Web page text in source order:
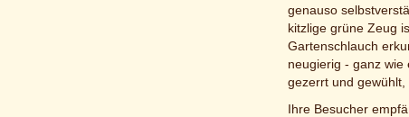
genauso
kitzlige grüne Zeug
Gartenschlauch
neugierig - ganz
gezerrt und gewühlt,
Ihre Besucher